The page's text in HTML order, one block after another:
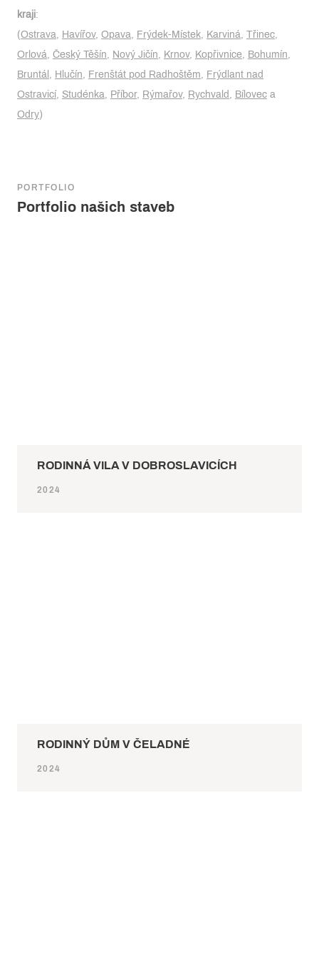
kraji:
(Ostrava, Havířov, Opava, Frýdek-Místek, Karviná, Třinec,
Orlová, Český Těšín, Nový Jičín, Krnov, Kopřivnice, Bohumín,
Bruntál , Hlučín, Frenštát pod Radhoštěm, Frýdlant nad
Ostravicí, Studénka, Příbor, Rýmařov, Rychvald , Bílovec a
Odry)
PORTFOLIO
Portfolio našich staveb
RODINNÁ VILA V DOBROSLAVICÍCH
2024
RODINNÝ DŮM V ČELADNÉ
2024